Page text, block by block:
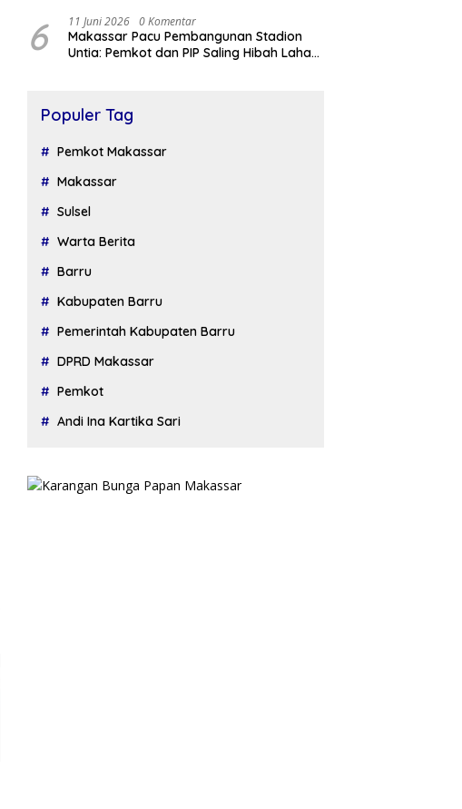
6 11 Juni 2026 0 Komentar
Makassar Pacu Pembangunan Stadion
Untia: Pemkot dan PIP Saling Hibah Lahan
Populer Tag
Pemkot Makassar
Makassar
Sulsel
Warta Berita
Barru
Kabupaten Barru
Pemerintah Kabupaten Barru
DPRD Makassar
Pemkot
Andi Ina Kartika Sari